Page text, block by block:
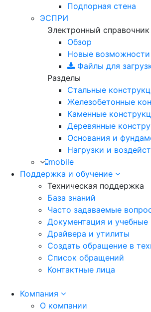
Подпорная стена
ЭСПРИ
Электронный
Обзор
Новые возможности
Файлы для
Разделы
Стальные
Железобетонные
Каменные
Деревянные
Основания и
Нагрузки и
mobile
Поддержка и обучение
Техническая поддержка
База знаний
Часто задаваемые
Документация и учебные
Драйвера и утилиты
Создать обращение в
Список обращений
Контактные лица
Компания
О компании